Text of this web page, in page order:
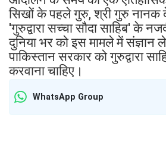
सिखों के पहले गुरु, श्री गुरु नानक
'गुरुद्वारा सच्चा सौदा साहिब' के
दुनिया भर को इस मामले में संज्ञान
पाकिस्तान सरकार को गुरुद्वारा
करवाना चाहिए।
WhatsApp Group